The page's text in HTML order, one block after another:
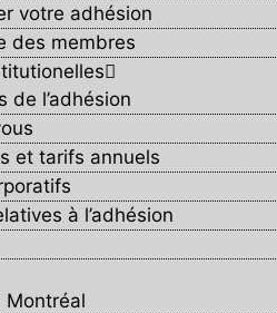
votre adhésion
des membres
de l’adhésion
et tarifs annuels
à l’adhésion
Montréal